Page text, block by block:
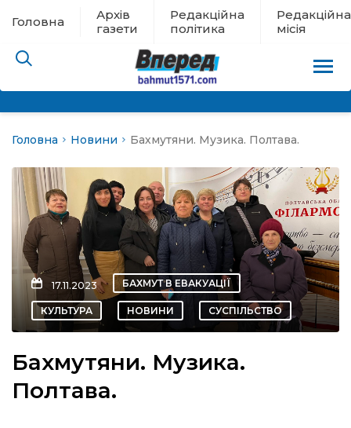
Головна
Архів
газети
Редакційна
політика
Редакційна
місія
евакуації
новини
Головна Новини Бахмутяни. Музика. Полтава.
17.11.2023 БАХМУТ В ЕВАКУАЦІЇ
КУЛЬТУРА НОВИНИ СУСПІЛЬСТВО
Бахмутяни. Музика.
Полтава.